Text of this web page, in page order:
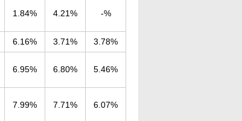
1.84% 4.21% -%
6.16% 3.71% 3.78%
6.95% 6.80% 5.46%
7.99% 7.71% 6.07%